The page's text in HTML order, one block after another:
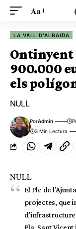
Aa
LA VALL D'ALBAIDA
Ontinyent
900.000
els
NULL
PorAdmin
3 Min Lectura
NULL
El Ple de
projectes, que
Pla, Sant Vicent